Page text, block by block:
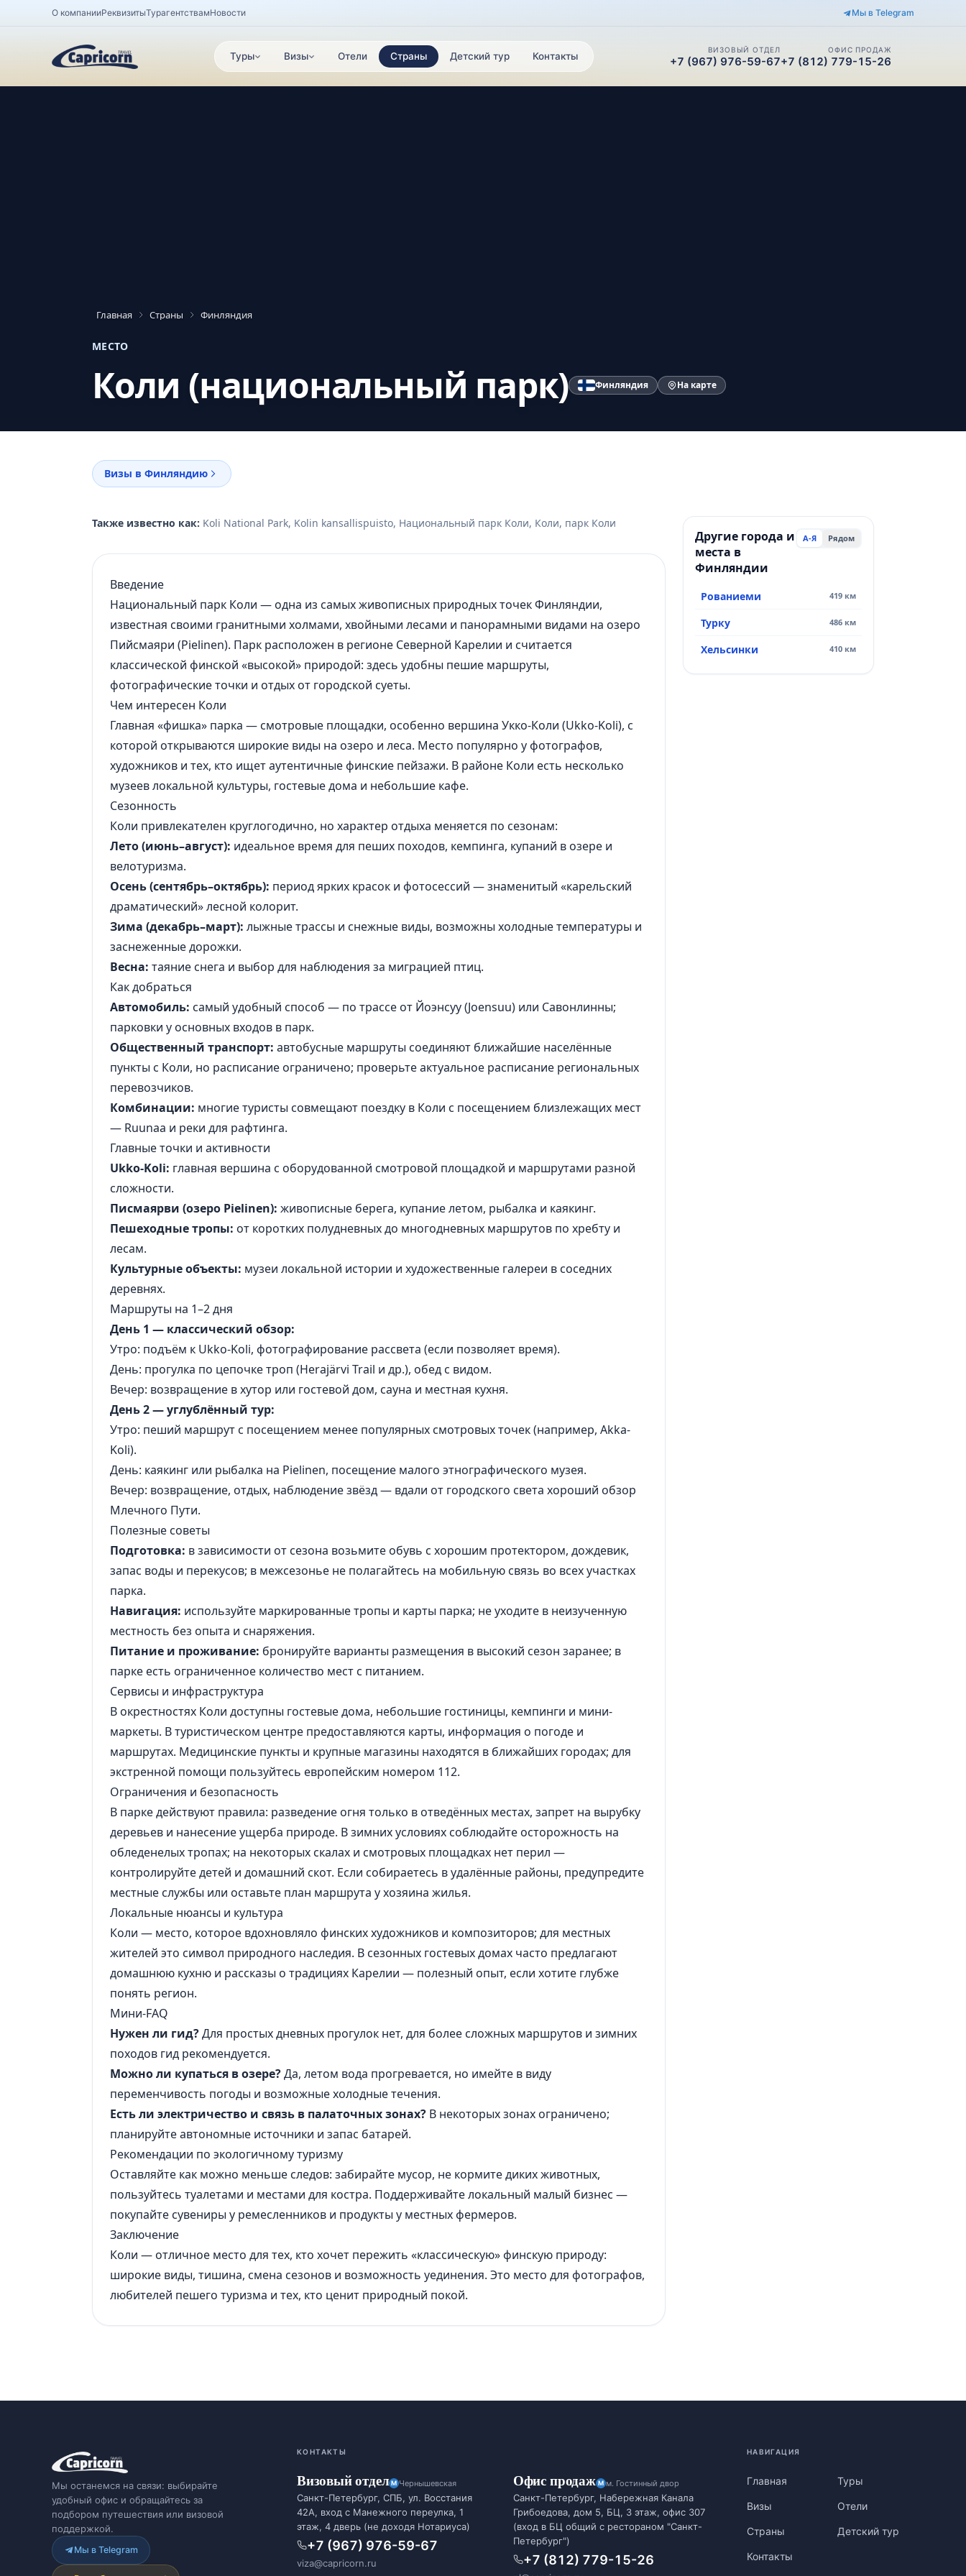
О компанииРеквизитыТурагентствамНовости Мы в Telegram
Туры Визы Отели Страны Детский тур Контакты
ВИЗОВЫЙ ОТДЕЛ
+7 (967) 976-59-67
ОФИС ПРОДАЖ
+7 (812) 779-15-26
Главная Страны Финляндия
МЕСТО
Коли (национальный парк) Финляндия На карте
Визы в Финляндию
Также известно как: Koli National Park, Kolin kansallispuisto, Национальный парк Коли, Коли, парк Коли
Введение
Национальный парк Коли — одна из самых живописных природных точекФинляндии,
известная своими гранитными холмами, хвойными лесами и панорамными видами на озеро
Пийсмаяри (Pielinen). Парк расположен в регионе Северной Карелии и считается
классической финской «высокой» природой: здесь удобны пешие маршруты,
фотографические точки и отдых от городской суеты.
Чем интересен Коли
Главная «фишка» парка — смотровые площадки, особенно вершина Укко-Коли (Ukko-Koli), с
которой открываются широкие виды на озеро и леса. Место популярно у фотографов,
художников и тех, кто ищет аутентичные финские пейзажи. В районе Коли есть несколько
музеев локальной культуры, гостевые дома и небольшие кафе.
Сезонность
Коли привлекателен круглогодично, но характер отдыха меняется по сезонам:
Лето (июнь–август): идеальное время для пеших походов, кемпинга, купаний в озере и
велотуризма.
Осень (сентябрь–октябрь): период ярких красок и фотосессий — знаменитый «карельский
драматический» лесной колорит.
Зима (декабрь–март): лыжные трассы и снежные виды, возможны холодные температуры и
заснеженные дорожки.
Весна: таяние снега и выбор для наблюдения за миграцией птиц.
Как добраться
Автомобиль: самый удобный способ — по трассе от Йоэнсуу (Joensuu) или Савонлинны;
парковки у основных входов в парк.
Общественный транспорт: автобусные маршруты соединяют ближайшие населённые
пункты с Коли, но расписание ограничено; проверьте актуальное расписание региональных
перевозчиков.
Комбинации: многие туристы совмещают поездку в Коли с посещением близлежащих мест
— Ruunaa и реки для рафтинга.
Главные точки и активности
Ukko-Koli: главная вершина с оборудованной смотровой площадкой и маршрутами разной
сложности.
Писмаярви (озеро Pielinen): живописные берега, купание летом, рыбалка и каякинг.
Пешеходные тропы: от коротких полудневных до многодневных маршрутов по хребту и
лесам.
Культурные объекты: музеи локальной истории и художественные галереи в соседних
деревнях.
Маршруты на 1–2 дня
День 1 — классический обзор:
Утро: подъём к Ukko-Koli, фотографирование рассвета (если позволяет время).
День: прогулка по цепочке троп (Herajärvi Trail и др.), обед с видом.
Вечер: возвращение в хутор или гостевой дом, сауна и местная кухня.
День 2 — углублённый тур:
Утро: пеший маршрут с посещением менее популярных смотровых точек (например, Akka-
Koli).
День: каякинг или рыбалка на Pielinen, посещение малого этнографического музея.
Вечер: возвращение, отдых, наблюдение звёзд — вдали от городского света хороший обзор
Млечного Пути.
Полезные советы
Подготовка: в зависимости от сезона возьмите обувь с хорошим протектором, дождевик,
запас воды и перекусов; в межсезонье не полагайтесь на мобильную связь во всех участках
парка.
Навигация: используйте маркированные тропы и карты парка; не уходите в неизученную
местность без опыта и снаряжения.
Питание и проживание: бронируйте варианты размещения в высокий сезон заранее; в
парке есть ограниченное количество мест с питанием.
Сервисы и инфраструктура
В окрестностях Коли доступны гостевые дома, небольшие гостиницы, кемпинги и мини-
маркеты. В туристическом центре предоставляются карты, информация о погоде и
маршрутах. Медицинские пункты и крупные магазины находятся в ближайших городах; для
экстренной помощи пользуйтесь европейским номером 112.
Ограничения и безопасность
В парке действуют правила: разведение огня только в отведённых местах, запрет на вырубку
деревьев и нанесение ущерба природе. В зимних условиях соблюдайте осторожность на
обледенелых тропах; на некоторых скалах и смотровых площадках нет перил —
контролируйте детей и домашний скот. Если собираетесь в удалённые районы, предупредите
местные службы или оставьте план маршрута у хозяина жилья.
Локальные нюансы и культура
Коли — место, которое вдохновляло финских художников и композиторов; для местных
жителей это символ природного наследия. В сезонных гостевых домах часто предлагают
домашнюю кухню и рассказы о традициях Карелии — полезный опыт, если хотите глубже
понять регион.
Мини-FAQ
Нужен ли гид?Для простых дневных прогулок нет, для более сложных маршрутов и зимних
походов гид рекомендуется.
Можно ли купаться в озере?Да, летом вода прогревается, но имейте в виду
переменчивость погоды и возможные холодные течения.
Есть ли электричество и связь в палаточных зонах? В некоторых зонах ограничено;
планируйте автономные источники и запас батарей.
Рекомендации по экологичному туризму
Оставляйте как можно меньше следов: забирайте мусор, не кормите диких животных,
пользуйтесь туалетами и местами для костра. Поддерживайте локальный малый бизнес —
покупайте сувениры у ремесленников и продукты у местных фермеров.
Заключение
Коли — отличное место для тех, кто хочет пережить «классическую» финскую природу:
широкие виды, тишина, смена сезонов и возможность уединения. Это место для фотографов,
любителей пешего туризма и тех, кто ценит природный покой.
Другие города и
места в
Финляндии
А-Я Рядом
Рованиеми 419 км
Турку 486 км
Хельсинки 410 км
Мы останемся на связи: выбирайте
удобный офис и обращайтесь за
подбором путешествия или визовой
поддержкой.
Мы в Telegram
КОНТАКТЫ
Визовый отдел Чернышевская
Санкт-Петербург, СПБ, ул. Восстания
42А, вход с Манежного переулка, 1
этаж, 4 дверь (не доходя Нотариуса)
+7 (967) 976-59-67
viza@capricorn.ru
Офис продаж м. Гостинный двор
Санкт-Петербург, Набережная Канала
Грибоедова, дом 5, БЦ, 3 этаж, офис 307
(вход в БЦ общий с рестораном "Санкт-
Петербург")
+7 (812) 779-15-26
НАВИГАЦИЯ
Главная Туры
Визы Отели
Страны Детский тур
Контакты